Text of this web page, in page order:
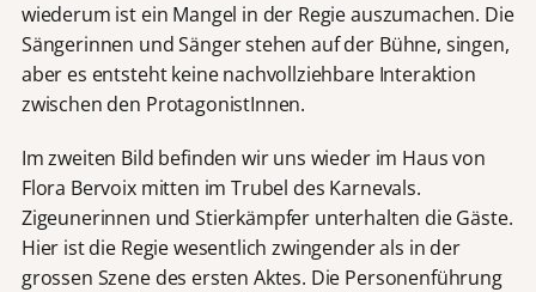
wiederum ist ein Mangel in der Regie auszumachen. Die
Sängerinnen und Sänger stehen auf der Bühne, singen,
aber es entsteht keine nachvollziehbare Interaktion
zwischen den ProtagonistInnen.
Im zweiten Bild befinden wir uns wieder im Haus von
Flora Bervoix mitten im Trubel des Karnevals.
Zigeunerinnen und Stierkämpfer unterhalten die Gäste.
Hier ist die Regie wesentlich zwingender als in der
grossen Szene des ersten Aktes. Die Personenführung